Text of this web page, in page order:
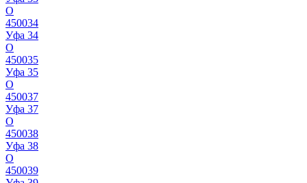
О
450034
Уфа 34
О
450035
Уфа 35
О
450037
Уфа 37
О
450038
Уфа 38
О
450039